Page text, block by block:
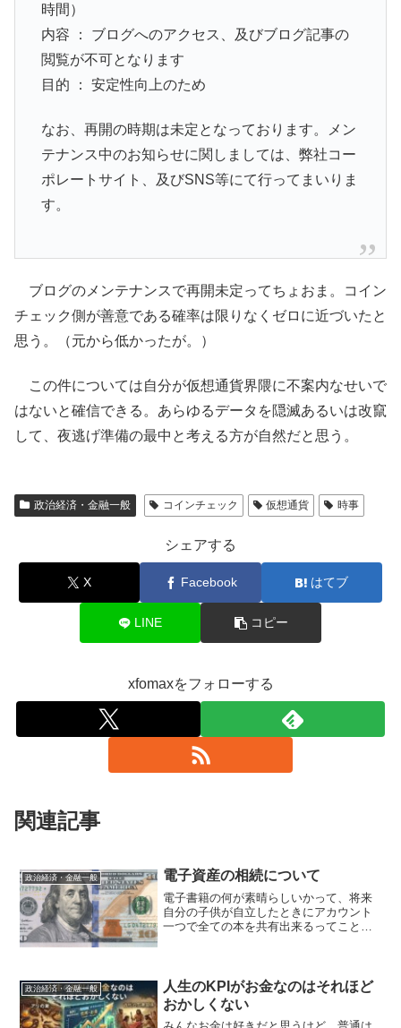
時間）
内容 ： ブログへのアクセス、及びブログ記事の
閲覧が不可となります
目的 ： 安定性向上のため
なお、再開の時期は未定となっております。メン
テナンス中のお知らせに関しましては、弊社コー
ポレートサイト、及びSNS等にて行ってまいりま
す。
ブログのメンテナンスで再開未定ってちょおま。コイン
チェック側が善意である確率は限りなくゼロに近づいたと
思う。（元から低かったが。）
この件については自分が仮想通貨界隈に不案内なせいで
はないと確信できる。あらゆるデータを隠滅あるいは改竄
して、夜逃げ準備の最中と考える方が自然だと思う。
政治経済・金融一般 コインチェック 仮想通貨 時事
シェアする
X Facebook はてブ
LINE コピー
xfomaxをフォローする
関連記事
政治経済・金融一般 電子資産の相続について
電子書籍の何が素晴らしいかって、将来
自分の子供が自立したときにアカウント
一つで全ての本を共有出来るってこと。
(@D0N12345) 201...
政治経済・金融一般
人生のKPIがお金なのはそれほど
おかしくない